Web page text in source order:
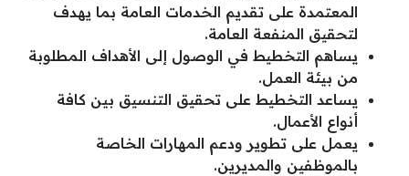
المعتمدة على تقديم الخدمات العامة بما يهدف
لتحقيق المنفعة العامة.
يساهم التخطيط في الوصول إلى الأهداف المطلوبة
من بيئة العمل.
يساعد التخطيط على تحقيق التنسيق بين كافة
أنواع الأعمال.
يعمل على تطوير ودعم المهارات الخاصة
بالموظفين والمديرين.